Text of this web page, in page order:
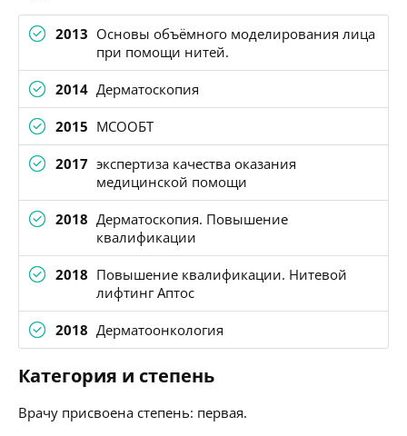
2013 Основы объёмного моделирования лица
при помощи нитей.
2014 Дерматоскопия
2015 МСООБТ
2017 экспертиза качества оказания
медицинской помощи
2018 Дерматоскопия. Повышение
квалификации
2018 Повышение квалификации. Нитевой
лифтинг Аптос
2018 Дерматоонкология
Категория и степень
Врачу присвоена степень: первая.